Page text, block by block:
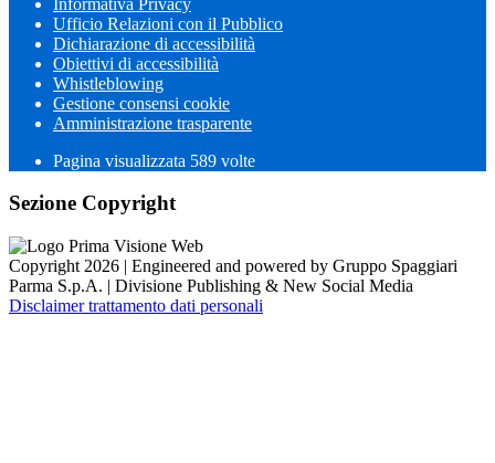
Ufficio Relazioni con il Pubblico
Dichiarazione di accessibilità
Obiettivi di accessibilità
Whistleblowing
Gestione consensi cookie
Amministrazione trasparente
Pagina visualizzata 589 volte
Sezione Copyright
Copyright 2026 | Engineered and powered by Gruppo Spaggiari
Parma S.p.A. | Divisione Publishing & New Social Media
Disclaimer trattamento dati personali